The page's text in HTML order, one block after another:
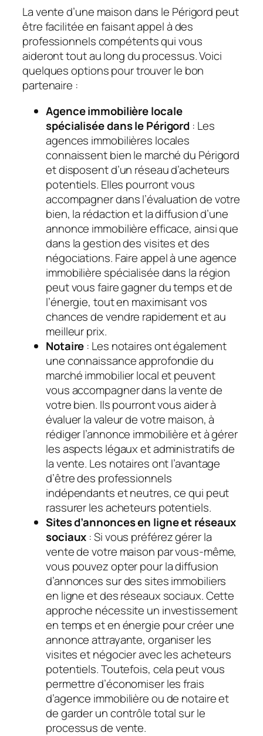
La vente d’une maison dans le Périgord peut
être facilitée en faisant appel à des
professionnels compétents qui vous
aideront tout au long du processus. Voici
quelques options pour trouver le bon
partenaire :
Agence immobilière locale
spécialisée dans le Périgord : Les
agences immobilières locales
connaissent bien le marché du Périgord
et disposent d’un réseau d’acheteurs
potentiels. Elles pourront vous
accompagner dans l’évaluation de votre
bien, la rédaction et la diffusion d’une
annonce immobilière efficace, ainsi que
dans la gestion des visites et des
négociations. Faire appel à une agence
immobilière spécialisée dans la région
peut vous faire gagner du temps et de
l’énergie, tout en maximisant vos
chances de vendre rapidement et au
meilleur prix.
Notaire : Les notaires ont également
une connaissance approfondie du
marché immobilier local et peuvent
vous accompagner dans la vente de
votre bien. Ils pourront vous aider à
évaluer la valeur de votre maison, à
rédiger l’annonce immobilière et à gérer
les aspects légaux et administratifs de
la vente. Les notaires ont l’avantage
d’être des professionnels
indépendants et neutres, ce qui peut
rassurer les acheteurs potentiels.
Sites d’annonces en ligne et réseaux
sociaux : Si vous préférez gérer la
vente de votre maison par vous-même,
vous pouvez opter pour la diffusion
d’annonces sur des sites immobiliers
en ligne et des réseaux sociaux. Cette
approche nécessite un investissement
en temps et en énergie pour créer une
annonce attrayante, organiser les
visites et négocier avec les acheteurs
potentiels. Toutefois, cela peut vous
permettre d’économiser les frais
d’agence immobilière ou de notaire et
de garder un contrôle total sur le
processus de vente.